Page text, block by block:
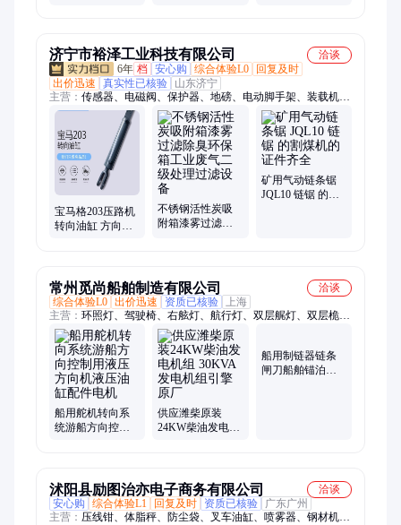
济宁市裕泽工业科技有限公司
洽谈
6年 档 安心购 综合体验L0
回复及时
出价迅速
真实性已核验
山东济宁
主营： 传感器、电磁阀、保护器、地磅、电动脚手架、装载机电
子秤、机械抓手、砌筑升降平台、光伏板升降机、内撑吊具、混
凝土振动棒、打标机、研磨机、裁切机、平移门电机、超市防盗
门、磨片磨头、滑移机、消防机器人、农业打药机、履带底盘、
消防器材
宝马格203压路机
转向油缸 方向油
不锈钢活性炭吸
附箱漆雾过滤除
矿用气动链条锯
JQL10 链锯 的割
常州觅尚船舶制造有限公司
洽谈
综合体验L0 出价迅速 资质已核验
上海
主营： 环照灯、驾驶椅、右舷灯、航行灯、双层艉灯、双层桅
灯、救生用品、航行信号灯、不锈钢支架、可调式靠背、气胀救
生筏、多路复用器、自扶正救生筏、成人救生游泳圈
船用舵机转向系
统游船方向控制
供应潍柴原装
24KW柴油发电机
船用制链器链条
闸刀船舶锚泊系
沭阳县励图治亦电子商务有限公司
洽谈
安心购
综合体验L1 回复及时 资质已核验
广东广州
主营： 压线钳、体脂秤、防尘袋、叉车油缸、喷雾器、钢材机、